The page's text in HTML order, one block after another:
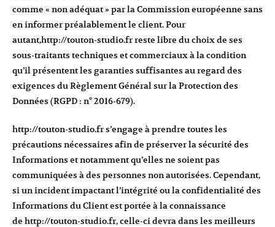
comme « non adéquat » par la Commission européenne sans
en informer préalablement le client. Pour
autant,http://touton-studio.frreste libre du choix de ses
sous-traitants techniques et commerciaux à la condition
qu’il présentent les garanties suffisantes au regard des
exigences du Règlement Général sur la Protection des
Données (RGPD : n° 2016-679).
http://touton-studio.frs’engage à prendre toutes les
précautions nécessaires afin de préserver la sécurité des
Informations et notamment qu’elles ne soient pas
communiquées à des personnes non autorisées. Cependant,
si un incident impactant l’intégrité ou la confidentialité des
Informations du Client est portée à la connaissance
de http://touton-studio.fr, celle-ci devra dans les meilleurs